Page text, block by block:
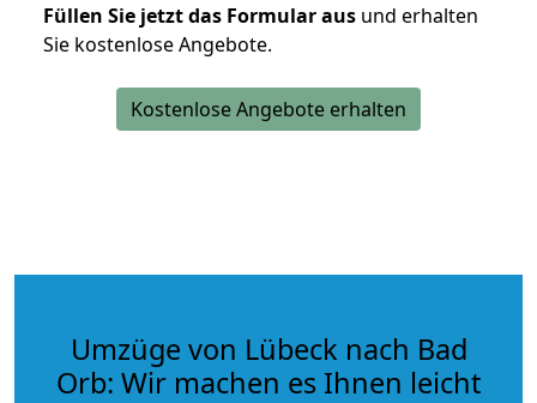
Füllen Sie jetzt das Formular aus und erhalten
Sie kostenlose Angebote.
Kostenlose Angebote erhalten
Umzüge von Lübeck nach Bad
Orb: Wir machen es Ihnen leicht